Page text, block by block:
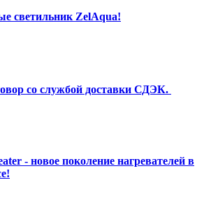
светильник ZelAqua!
со службой доставки СДЭК.
- новое поколение нагревателей в